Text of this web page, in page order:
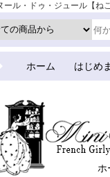
ール・ドゥ・ジュール【
ホーム はじめ
ホ